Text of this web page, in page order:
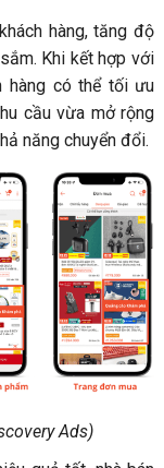
hàng, tăng độ
Khi kết hợp với
hàng có thể tối ưu
cầu vừa mở rộng
năng chuyển đổi.
Ads)